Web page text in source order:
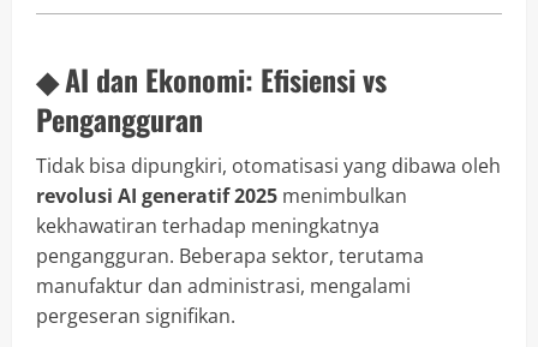
◆ AI dan Ekonomi: Efisiensi vs
Pengangguran
Tidak bisa dipungkiri, otomatisasi yang dibawa oleh
revolusi AI generatif 2025 menimbulkan
kekhawatiran terhadap meningkatnya
pengangguran. Beberapa sektor, terutama
manufaktur dan administrasi, mengalami
pergeseran signifikan.